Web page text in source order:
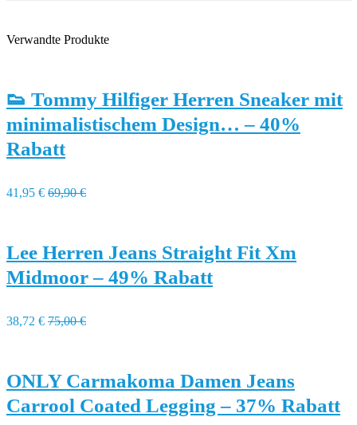
Verwandte Produkte
👟 Tommy Hilfiger Herren Sneaker mit
minimalistischem Design… – 40%
Rabatt
41,95 € 69,90 €
Lee Herren Jeans Straight Fit Xm
Midmoor – 49% Rabatt
38,72 € 75,00 €
ONLY Carmakoma Damen Jeans
Carrool Coated Legging – 37% Rabatt